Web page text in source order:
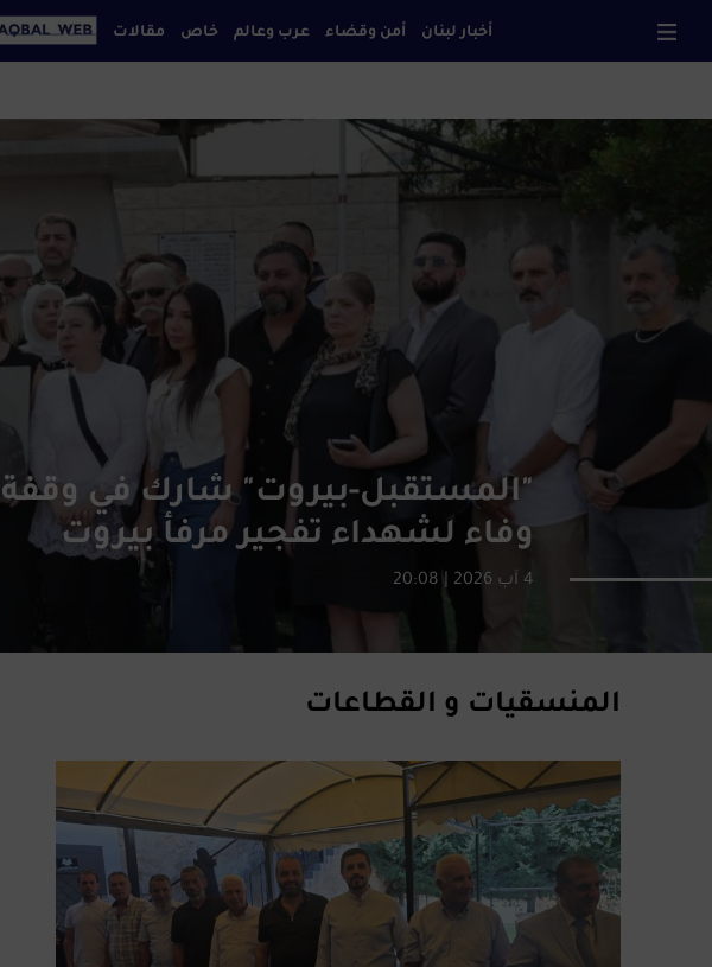
أخبار لبنان أمن وقضاء عرب وعالم خاص مقالات
"المستقبل-بيروت" شارك في وقفة
وفاء لشهداء تفجير مرفأ بيروت
4 آب 2026 | 20:08
المنسقيات و القطاعات